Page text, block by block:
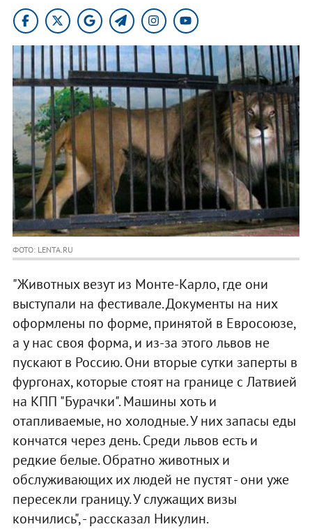
ФОТО: LENTA.RU
"Животных везут из Монте-Карло, где они
выступали на фестивале. Документы на них
оформлены по форме, принятой в Евросоюзе,
а у нас своя форма, и из-за этого львов не
пускают в Россию. Они вторые сутки заперты в
фургонах, которые стоят на границе с Латвией
на КПП "Бурачки". Машины хоть и
отапливаемые, но холодные. У них запасы еды
кончатся через день. Среди львов есть и
редкие белые. Обратно животных и
обслуживающих их людей не пустят - они уже
пересекли границу. У служащих визы
кончились", - рассказал Никулин.